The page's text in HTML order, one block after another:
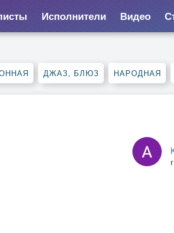
Исполнители Видео
ДЖАЗ, БЛЮЗ НАРОДНАЯ